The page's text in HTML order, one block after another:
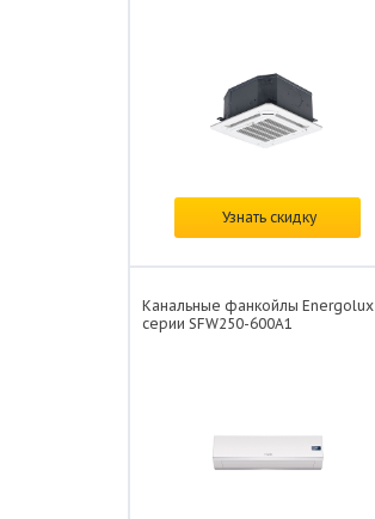
по запросу
Узнать скидку
Канальные фанкойлы Energolux
серии SFW250-600A1